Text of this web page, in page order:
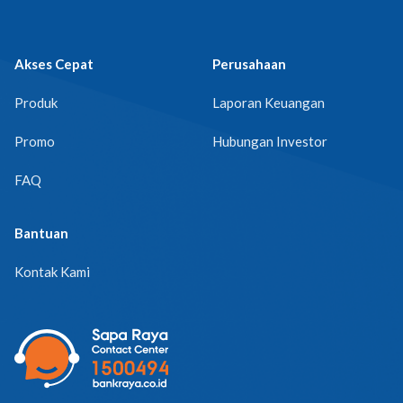
Akses Cepat
Produk
Promo
FAQ
Perusahaan
Laporan Keuangan
Hubungan Investor
Bantuan
Kontak Kami